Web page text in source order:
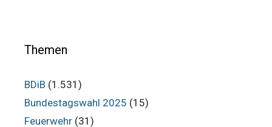
Themen
BDiB (1.531)
Bundestagswahl 2025 (15)
Feuerwehr (31)